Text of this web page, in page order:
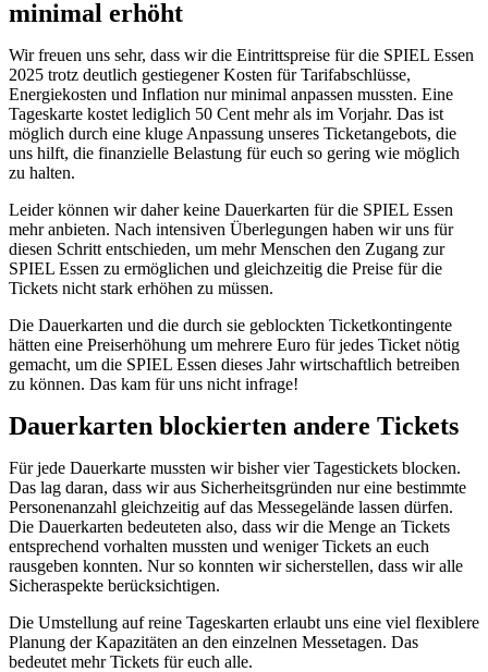
minimal erhöht
Wir freuen uns sehr, dass wir die Eintrittspreise für die SPIEL Essen
2025 trotz deutlich gestiegener Kosten für Tarifabschlüsse,
Energiekosten und Inflation nur minimal anpassen mussten. Eine
Tageskarte kostet lediglich 50 Cent mehr als im Vorjahr. Das ist
möglich durch eine kluge Anpassung unseres Ticketangebots, die
uns hilft, die finanzielle Belastung für euch so gering wie möglich
zu halten.
Leider können wir daher keine Dauerkarten für die SPIEL Essen
mehr anbieten. Nach intensiven Überlegungen haben wir uns für
diesen Schritt entschieden, um mehr Menschen den Zugang zur
SPIEL Essen zu ermöglichen und gleichzeitig die Preise für die
Tickets nicht stark erhöhen zu müssen.
Die Dauerkarten und die durch sie geblockten Ticketkontingente
hätten eine Preiserhöhung um mehrere Euro für jedes Ticket nötig
gemacht, um die SPIEL Essen dieses Jahr wirtschaftlich betreiben
zu können. Das kam für uns nicht infrage!
Dauerkarten blockierten andere Tickets
Für jede Dauerkarte mussten wir bisher vier Tagestickets blocken.
Das lag daran, dass wir aus Sicherheitsgründen nur eine bestimmte
Personenanzahl gleichzeitig auf das Messegelände lassen dürfen.
Die Dauerkarten bedeuteten also, dass wir die Menge an Tickets
entsprechend vorhalten mussten und weniger Tickets an euch
rausgeben konnten. Nur so konnten wir sicherstellen, dass wir alle
Sicheraspekte berücksichtigen.
Die Umstellung auf reine Tageskarten erlaubt uns eine viel flexiblere
Planung der Kapazitäten an den einzelnen Messetagen. Das
bedeutet mehr Tickets für euch alle.